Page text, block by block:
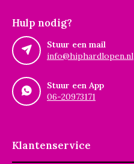
Hulp nodig?
Stuur een mail
info@hiphardlopen.nl
Stuur een App
06-20973171
Klantenservice